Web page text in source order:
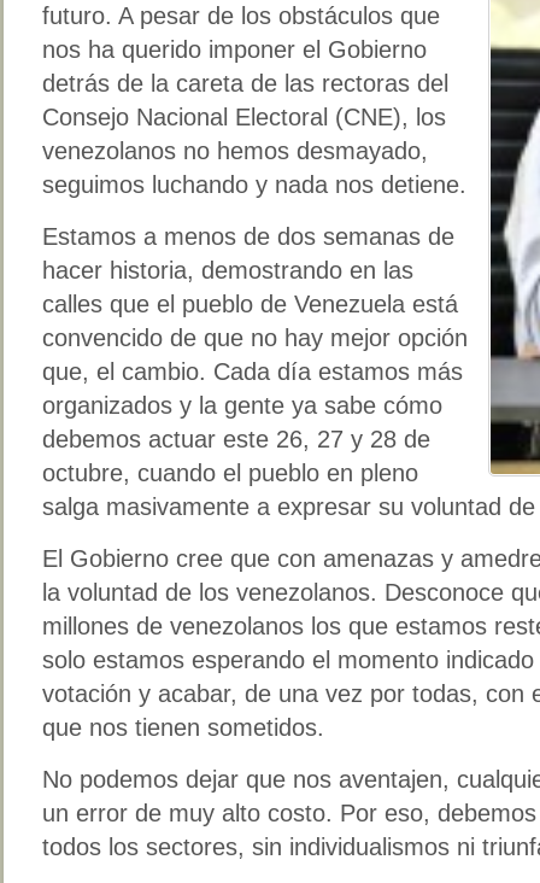
futuro. A pesar de los obstáculos que
nos ha querido imponer el Gobierno
detrás de la careta de las rectoras del
Consejo Nacional Electoral (CNE), los
venezolanos no hemos desmayado,
seguimos luchando y nada nos detiene.
Estamos a menos de dos semanas de
hacer historia, demostrando en las
calles que el pueblo de Venezuela está
convencido de que no hay mejor opción
que, el cambio. Cada día estamos más
organizados y la gente ya sabe cómo
debemos actuar este 26, 27 y 28 de
octubre, cuando el pueblo en pleno
salga masivamente a expresar su voluntad
El Gobierno cree que con amenazas y
la voluntad de los venezolanos. Desconoce
millones de venezolanos los que estamos
solo estamos esperando el momento
votación y acabar, de una vez por todas, con
que nos tienen sometidos.
No podemos dejar que nos aventajen,
un error de muy alto costo. Por eso,
todos los sectores, sin individualismos ni